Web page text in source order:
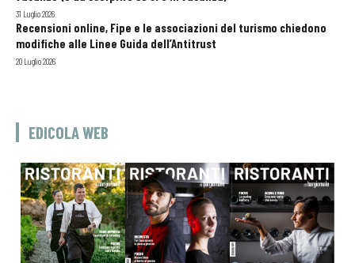
31 Luglio 2026
Recensioni online, Fipe e le associazioni del turismo chiedono
modifiche alle Linee Guida dell’Antitrust
20 Luglio 2026
EDICOLA WEB